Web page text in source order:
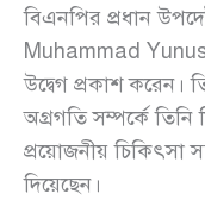
বিএনপির প্রধান
Muhammad Yunus)
উদ্বেগ প্রকাশ করেন।
অগ্রগতি সম্পর্কে
প্রয়োজনীয় চিকিৎসা
দিয়েছেন।